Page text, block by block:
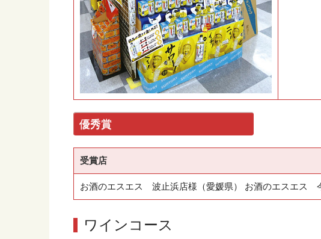
優秀賞
受賞店
お酒のエスエス 波止浜店様（愛媛県） お酒のエスエス
ワインコース